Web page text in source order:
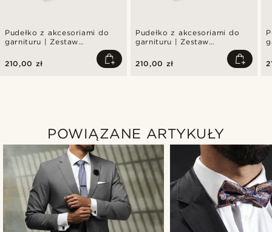
Pudełko z akcesoriami do
garnituru | Zestaw
królewski z muszką z
motywem w łuki
210,00 zł
Pudełko z akcesoriami do
garnituru | Zestaw
niebiesko-biało-srebrzysty
210,00 zł
POWIĄZANE ARTYKUŁY